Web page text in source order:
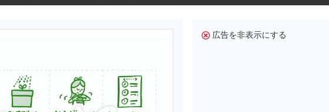
広告を非表示にする